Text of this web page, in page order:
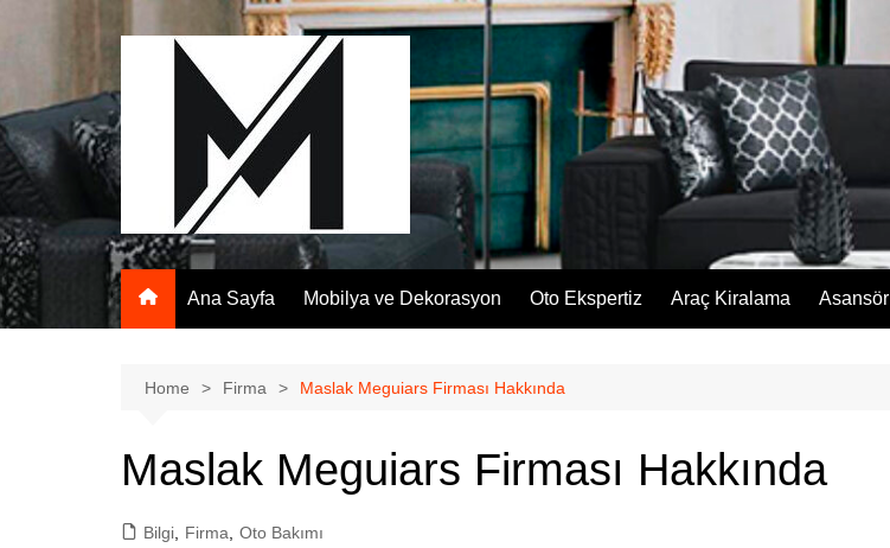
Ana Sayfa Mobilya ve Dekorasyon Oto Ekspertiz Araç Kiralama Asansör
Home Firma Maslak Meguiars Firması Hakkında
Maslak Meguiars Firması Hakkında
Bilgi Firma Oto Bakımı